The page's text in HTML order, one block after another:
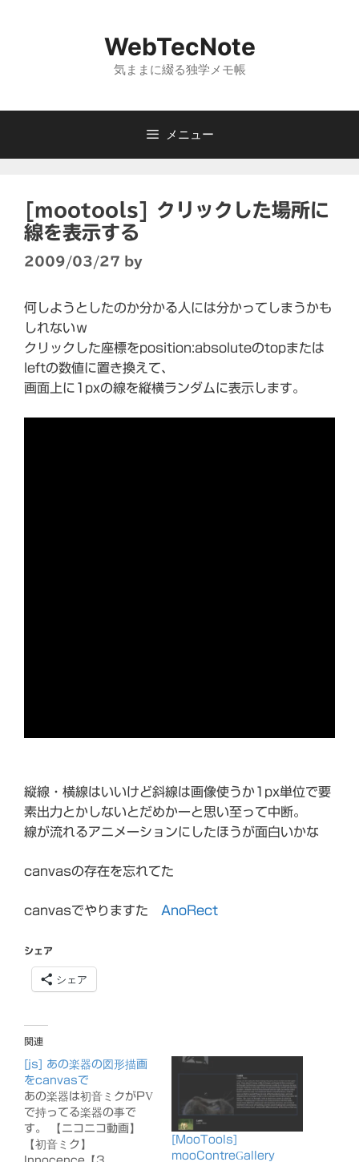
へ
WebTecNote
気ままに綴る独学メモ帳
メニュー
[mootools] クリックした場所に
線を表示する
2009/03/27 by
何しようとしたのか分かる人には分かってしまうかも
しれないｗ
クリックした座標をposition:absoluteのtopまたは
leftの数値に置き換えて、
画面上に1pxの線を縦横ランダムに表示します。
縦線・横線はいいけど斜線は画像使うか1px単位で要
素出力とかしないとだめかーと思い至って中断。
線が流れるアニメーションにしたほうが面白いかな
canvasの存在を忘れてた
canvasでやりますた AnoRect
シェア
シェア
関連
[js] あの楽器の図形描画
をcanvasで
あの楽器は初音ミクがPV
で持ってる楽器の事で
す。 【ニコニコ動画】
【初音ミク】
[MooTools]
mooContreGallery